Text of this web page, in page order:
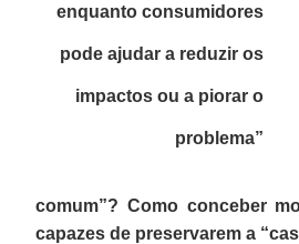
enquanto consumidores
pode ajudar a reduzir os
impactos ou a piorar o
problema”
comum”? Como conceber
capazes de preservarem a